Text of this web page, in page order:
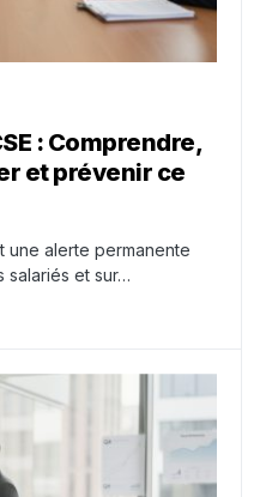
: Comprendre,
et prévenir ce
une alerte permanente
salariés et sur…